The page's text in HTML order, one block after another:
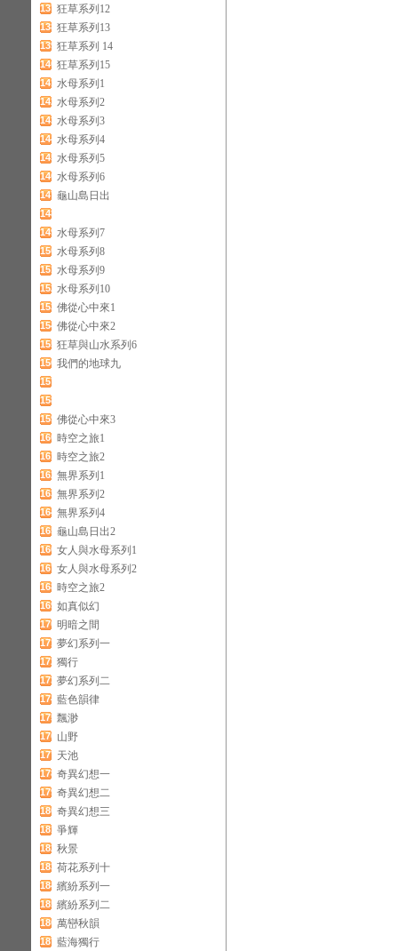
137 狂草系列12
138 狂草系列13
139 狂草系列 14
140 狂草系列15
141 水母系列1
142 水母系列2
143 水母系列3
144 水母系列4
145 水母系列5
146 水母系列6
147 龜山島日出
148
149 水母系列7
150 水母系列8
151 水母系列9
152 水母系列10
153 佛從心中來1
154 佛從心中來2
155 狂草與山水系列6
156 我們的地球九
157
158
159 佛從心中來3
160 時空之旅1
161 時空之旅2
162 無界系列1
163 無界系列2
164 無界系列4
165 龜山島日出2
166 女人與水母系列1
167 女人與水母系列2
168 時空之旅2
169 如真似幻
170 明暗之間
171 夢幻系列一
172 獨行
173 夢幻系列二
174 藍色韻律
175 飄渺
176 山野
177 天池
178 奇異幻想一
179 奇異幻想二
180 奇異幻想三
181 爭輝
182 秋景
183 荷花系列十
184 繽紛系列一
185 繽紛系列二
186 萬巒秋韻
187 藍海獨行